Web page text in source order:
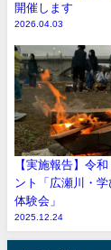
開催します
2026.04.03
【実施報告】令
ント「広瀬川・
体験会」
2025.12.24